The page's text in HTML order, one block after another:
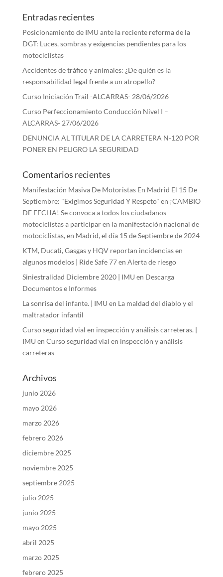
Entradas recientes
Posicionamiento de IMU ante la reciente reforma de la
DGT: Luces, sombras y exigencias pendientes para los
motociclistas
Accidentes de tráfico y animales: ¿De quién es la
responsabilidad legal frente a un atropello?
Curso Iniciación Trail -ALCARRAS- 28/06/2026
Curso Perfeccionamiento Conducción Nivel I –
ALCARRAS- 27/06/2026
DENUNCIA AL TITULAR DE LA CARRETERA N-120 POR
PONER EN PELIGRO LA SEGURIDAD
Comentarios recientes
Manifestación Masiva De Motoristas En Madrid El 15 De
Septiembre: "Exigimos Seguridad Y Respeto" en ¡CAMBIO
DE FECHA! Se convoca a todos los ciudadanos
motociclistas a participar en la manifestación nacional de
motociclistas, en Madrid, el día 15 de Septiembre de 2024
KTM, Ducati, Gasgas y HQV reportan incidencias en
algunos modelos | Ride Safe 77en Alerta de riesgo
Siniestralidad Diciembre 2020 | IMU en Descarga
Documentos e Informes
La sonrisa del infante. | IMU en La maldad del diablo y el
maltratador infantil
Curso seguridad vial en inspección y análisis carreteras. |
IMU en Curso seguridad vial en inspección y análisis
carreteras
Archivos
junio 2026
mayo 2026
marzo 2026
febrero 2026
diciembre 2025
noviembre 2025
septiembre 2025
julio 2025
junio 2025
mayo 2025
abril 2025
marzo 2025
febrero 2025